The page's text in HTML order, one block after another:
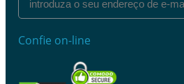
Confie on-line